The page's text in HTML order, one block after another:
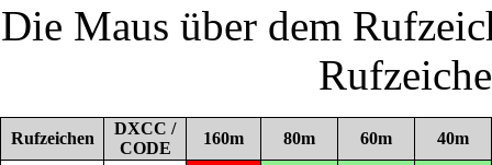
Die Maus über dem
Rufzeichen
DXCC /
CODE
160m 80m 60m 40m